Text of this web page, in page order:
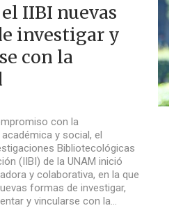
IIBI nuevas
investigar y
con la
con la
y social, el
Bibliotecológicas
(IIBI) de la UNAM inició
y colaborativa, en la que
formas de investigar,
y vincularse con la…